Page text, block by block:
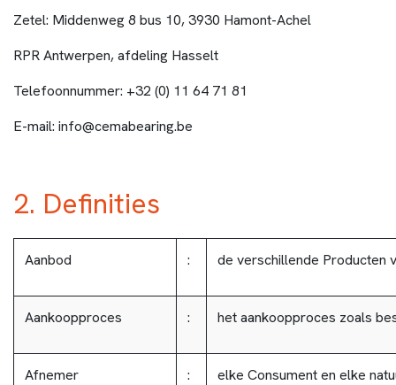
Zetel: Middenweg 8 bus 10, 3930 Hamont-Achel
RPR Antwerpen, afdeling Hasselt
Telefoonnummer: +32 (0) 11 64 71 81
E-mail: info@cemabearing.be
2. Definities
Aanbod : de verschillende Producten
Aankoopproces : het aankoopproces zoals
Afnemer : elke Consument en elke